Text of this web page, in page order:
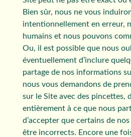
Bien sûr, nous ne vous
intentionnellement en erreur,
humains et nous pouvons
Ou, il est possible que nous
éventuellement d’inclure
partage de nos informations
nous vous demandons de
sur le Site avec des pincettes,
entièrement à ce que nous
d’accepter que certains de
être incorrects. Encore une